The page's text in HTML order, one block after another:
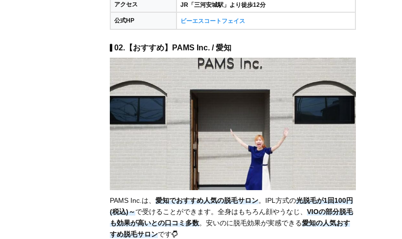
アクセス JR「三河安城駅」より徒歩12分
公式HP ビーエスコートフェイス
02.【おすすめ】PAMS Inc. / 愛知
PAMS Inc.は、 愛知でおすすめ人気の脱毛サロン。IPL方式の光脱毛が1回100円
(税込)～で受けることができます。全身はもちろん顔やうなじ、 VIOの部分脱毛
も効果が高いとの口コミ多数。安いのに脱毛効果が実感できる愛知の人気おす
すめ脱毛サロンです